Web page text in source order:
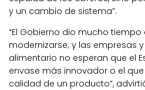
y un cambio de sistema”.
“El Gobierno dio mucho
modernizarse; y las empresas
alimentario no esperan que el
envase más innovador o el
calidad de un producto”,